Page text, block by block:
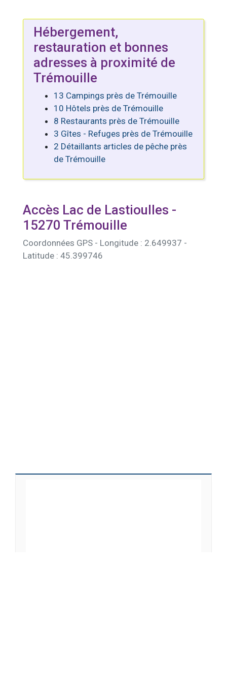
Hébergement,
restauration et bonnes
adresses à proximité de
Trémouille
13 Campings près de Trémouille
10 Hôtels près de Trémouille
8 Restaurants près de Trémouille
3 Gîtes - Refuges près de Trémouille
2 Détaillants articles de pêche près
de Trémouille
Accès Lac de Lastioulles -
15270 Trémouille
Coordonnées GPS - Longitude : 2.649937 -
Latitude : 45.399746